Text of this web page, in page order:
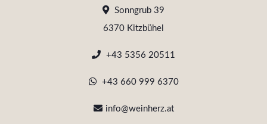
Sonngrub 39
6370 Kitzbühel
+43 5356 20511
+43 660 999 6370
info@weinherz.at